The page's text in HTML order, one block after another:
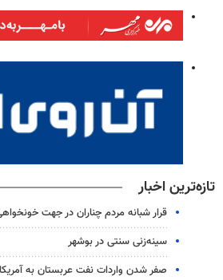
تازه‌ترین اخبار
قرار شبانه مردم چناران در جهت
سینه‌زنی سنتی در بوشهر
صفر شدن واردات نفت عربستان به